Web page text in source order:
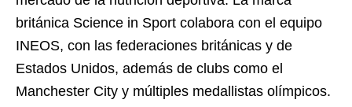
británica Science in Sport colabora con el equipo
INEOS, con las federaciones británicas y de
Estados Unidos, además de clubs como el
Manchester City y múltiples medallistas olímpicos.